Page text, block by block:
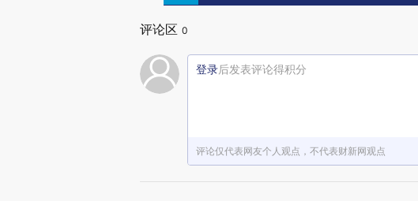
评论区 0
登录后发表评论得积分
评论仅代表网友个人观点，不代表财新网观点